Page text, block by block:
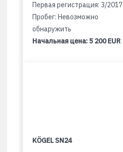
Первая регистрация: 3/2017
Пробег: Невозможно
обнаружить
Начальная цена:5 200 EUR
KÖGEL SN24